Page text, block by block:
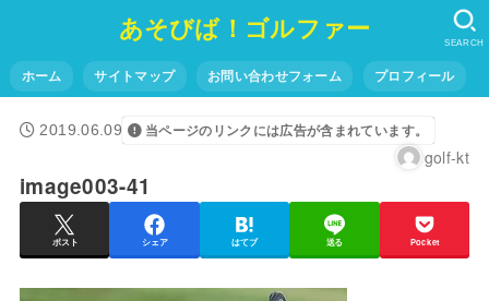
あそびば！ゴルファー
ホーム サイトマップ お問い合わせフォーム プロフィール
SEARCH
2019.06.09 当ページのリンクには広告が含まれています。
golf-kt
image003-41
ポスト シェア はてブ 送る Pocket